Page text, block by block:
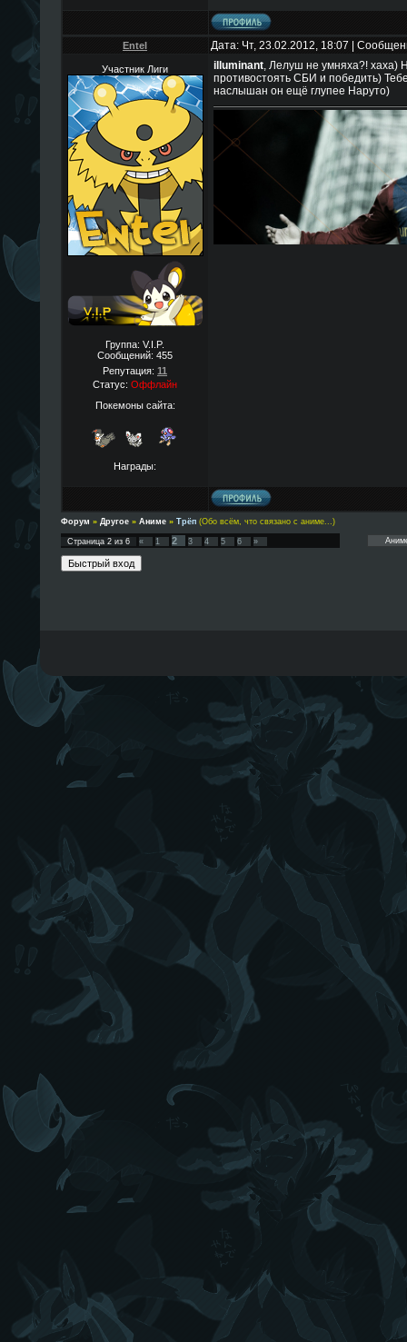
EnteI Дата: Чт, 23.02.2012, 18:07 |
Участник Лиги
Группа: V.I.P.
Сообщений: 455
Репутация: 11
Статус: Оффлайн
Покемоны сайта:
Награды:
illuminant, Лелуш не умняха?! хаха)
противостоять СБИ и победить)
наслышан он ещё глупее Наруто)
Форум » Другое » Аниме » Трёп (Обо всём, что связано с аниме...)
Страница 2из 6 « 1 2 3 4 5 6 »